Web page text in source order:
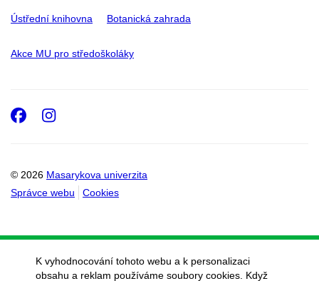
Ústřední knihovna Botanická zahrada
Akce MU pro středoškoláky
© 2026 Masarykova univerzita
Správce webu
Cookies
Facebook
Instagram
K vyhodnocování tohoto webu a k personalizaci
obsahu a reklam používáme soubory cookies. Když